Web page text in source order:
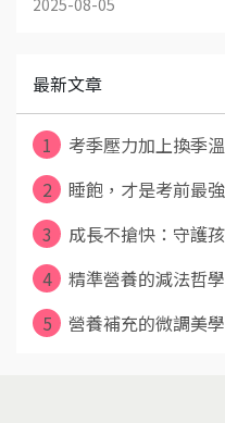
2025-08-05
最新文章
1
考季壓力加上換季
2
睡飽，才是考前最
3
成長不搶快：守護
4
精準營養的減法哲
5
營養補充的微調美